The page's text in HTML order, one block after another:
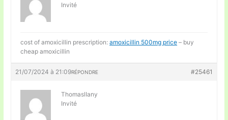
Invité
cost of amoxicillin prescription:amoxicillin 500mg price – buy
cheap amoxicillin
21/07/2024 à 21:09 #25461
RÉPONDRE
ThomaslIany
Invité